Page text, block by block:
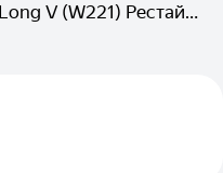
Mercedes-Benz S-Класс 350 Long V (W221) Рестайлинг